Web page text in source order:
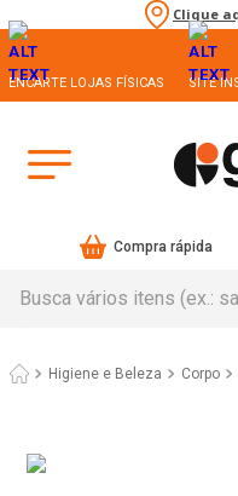
Clique
ENCARTE LOJAS FÍSICAS SITE
Compra rápida
Higiene e Beleza Corpo